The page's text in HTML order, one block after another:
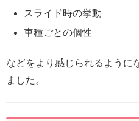
スライド時の挙動
車種ごとの個性
などをより感じられるように
ました。